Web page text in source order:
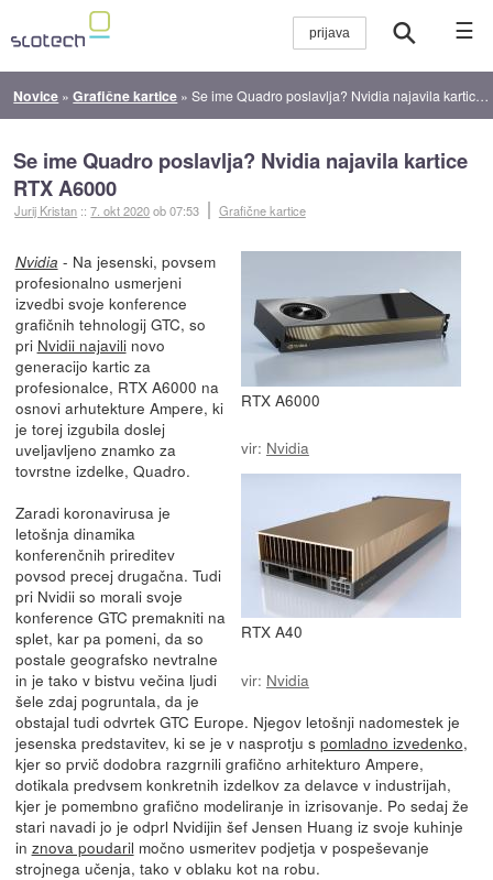
☰
Novice »Grafične kartice »Se ime Quadro poslavlja? Nvidia najavila kartice RTX A6000
Se ime Quadro poslavlja? Nvidia najavila kartice
RTX A6000
Jurij Kristan ::7. okt 2020ob 07:53 Grafične kartice
RTX A6000
vir: Nvidia
RTX A40
vir: Nvidia
Nvidia - Na jesenski, povsem
profesionalno usmerjeni
izvedbi svoje konference
grafičnih tehnologij GTC, so
pri Nvidii najavilinovo
generacijo kartic za
profesionalce, RTX A6000 na
osnovi arhutekture Ampere, ki
je torej izgubila doslej
uveljavljeno znamko za
tovrstne izdelke, Quadro.
Zaradi koronavirusa je
letošnja dinamika
konferenčnih prireditev
povsod precej drugačna. Tudi
pri Nvidii so morali svoje
konference GTC premakniti na
splet, kar pa pomeni, da so
postale geografsko nevtralne
in je tako v bistvu večina ljudi
šele zdaj pogruntala, da je
obstajal tudi odvrtek GTC Europe. Njegov letošnji nadomestek je
jesenska predstavitev, ki se je v nasprotju s pomladno izvedenko,
kjer so prvič dodobra razgrnili grafično arhitekturo Ampere,
dotikala predvsem konkretnih izdelkov za delavce v industrijah,
kjer je pomembno grafično modeliranje in izrisovanje. Po sedaj že
stari navadi jo je odprl Nvidijin šef Jensen Huang iz svoje kuhinje
in znova poudaril močno usmeritev podjetja v pospeševanje
strojnega učenja, tako v oblaku kot na robu.